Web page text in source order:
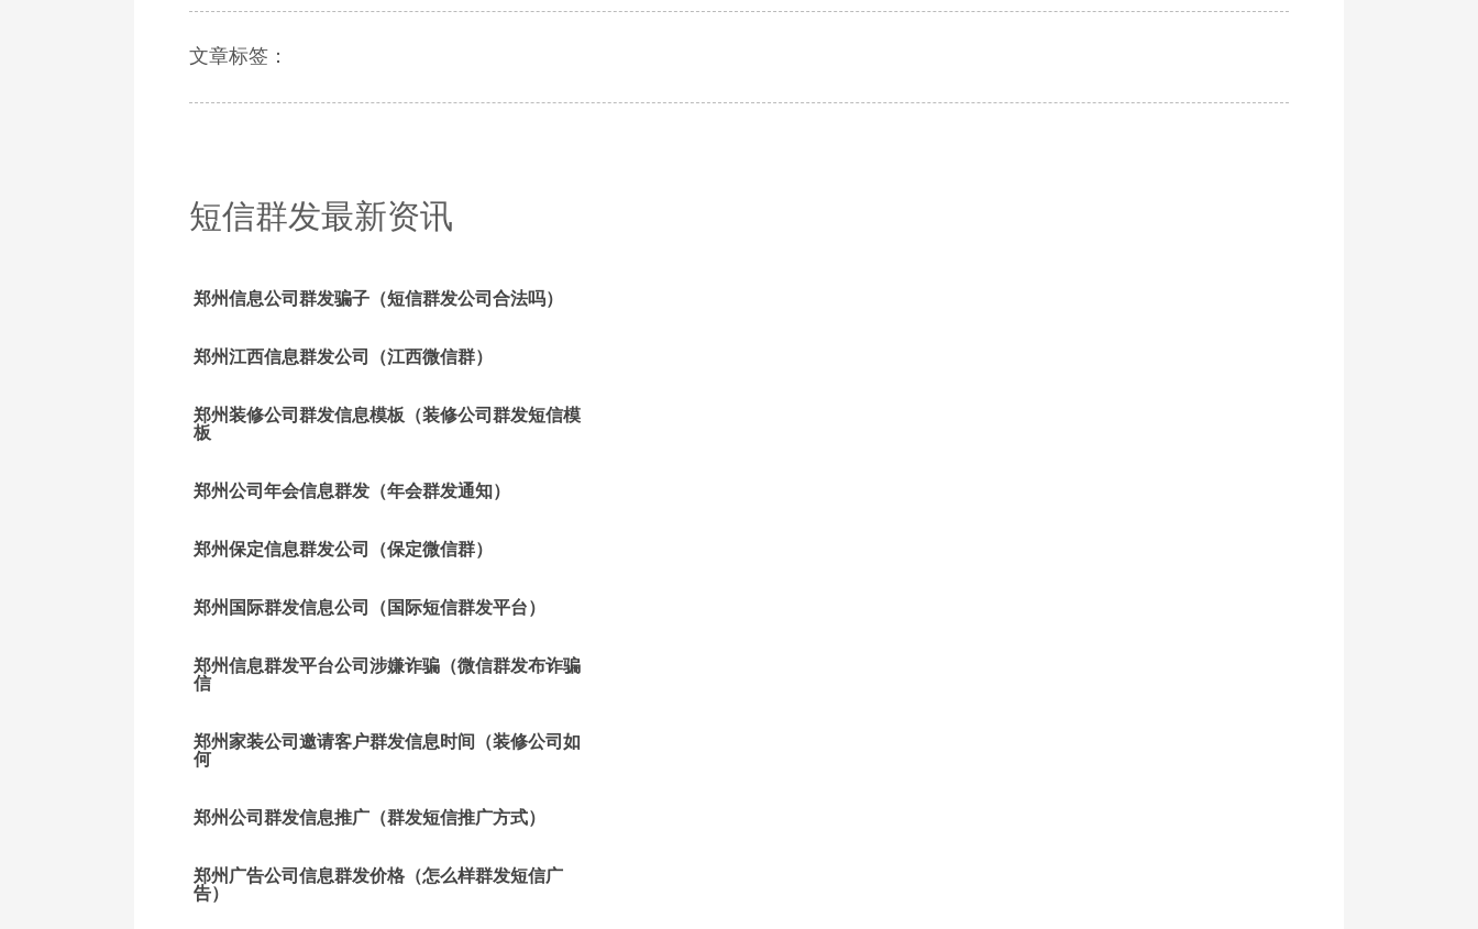
文章标签：
短信群发最新资讯
郑州信息公司群发骗子（短信群发公司合法吗）
郑州江西信息群发公司（江西微信群）
郑州装修公司群发信息模板（装修公司群发短信模
板
郑州公司年会信息群发（年会群发通知）
郑州保定信息群发公司（保定微信群）
郑州国际群发信息公司（国际短信群发平台）
郑州信息群发平台公司涉嫌诈骗（微信群发布诈骗
信
郑州家装公司邀请客户群发信息时间（装修公司如
何
郑州公司群发信息推广（群发短信推广方式）
郑州广告公司信息群发价格（怎么样群发短信广
告）